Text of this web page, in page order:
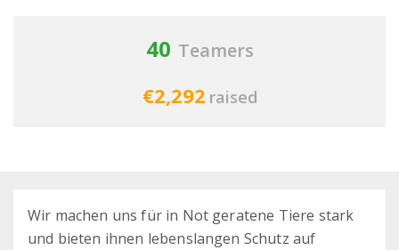
40 Teamers
€2,292 raised
Wir machen uns für in Not geratene Tiere stark
und bieten ihnen lebenslangen Schutz auf